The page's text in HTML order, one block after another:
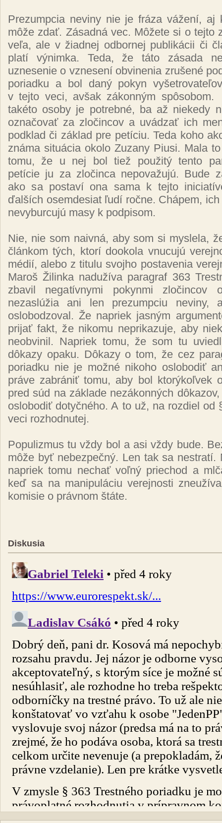
Prezumpcia neviny nie je fráza vážení, aj
môže zdať. Zásadná vec. Môžete si o tejto
veľa, ale v žiadnej odbornej publikácii či
platí výnimka. Teda, že táto zásada
uznesenie o vznesení obvinenia zrušené
poriadku a bol daný pokyn
v tejto veci, avšak zákonným spôsobom.
takéto osoby je potrebné, ba až niekedy
označovať za zločincov a uvádzať ich
podklad či základ pre petíciu. Teda koho
známa situácia okolo Zuzany Piusi. Mala
tomu, že u nej bol tiež použitý tento
petície ju za zločinca nepovažujú. Bude
ako sa postaví ona sama k tejto
ďalších osemdesiat ľudí ročne. Chápem,
nevyburcujú masy k podpisom.
Nie, nie som naivná, aby som si myslela,
článkom tých, ktorí dookola vnucujú
médií, alebo z titulu svojho postavenia
Maroš Žilinka nadužíva paragraf 363
zbavil negatívnymi pokynmi zločincov
nezaslúžia ani len prezumpciu neviny,
oslobodzoval.Že napriek jasným
prijať fakt, že nikomu neprikazuje, aby
neobvinil. Napriek tomu, že som tu
dôkazy opaku. Dôkazy o tom, že cez
poriadku nie je možné nikoho oslobodiť
práve zabrániť tomu, aby bol ktorýkoľvek
pred súd na základe nezákonných
oslobodiť dotyčného. A to už, na rozdiel od
veci rozhodnutej.
Populizmus tu vždy bol a asi vždy bude.
môže byť nebezpečný. Len tak sa nestratí.
napriek tomu nechať voľný priechod a
keď sa na manipuláciu verejnosti
komisie o právnom štáte.
Diskusia